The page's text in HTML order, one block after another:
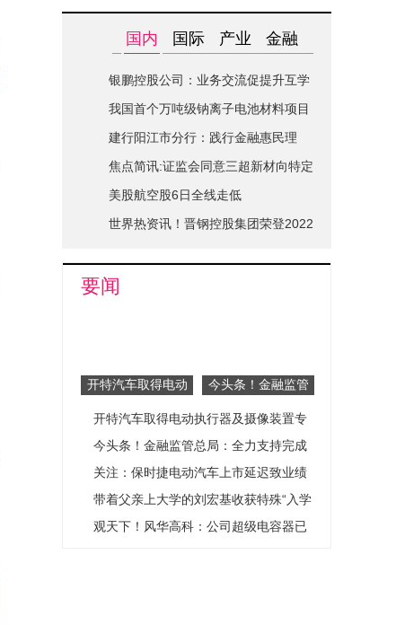
国内 国际 产业 金融
银鹏控股公司：业务交流促提升互学
互鉴共进步|世界简讯
我国首个万吨级钠离子电池材料项目
在山西综改区开建
建行阳江市分行：践行金融惠民理
念-全球关注
焦点简讯:证监会同意三超新材向特定
对象发行股票的注册申请
美股航空股6日全线走低
世界热资讯！晋钢控股集团荣登2022
要闻
开特汽车取得电动
专利，减弱器件翻
转时的噪音
今头条！金融监管
成经济社会发展目
标
开特汽车取得电动执行器及摄像装置专
利，减弱器件翻转时的噪音
今头条！金融监管总局：全力支持完成
经济社会发展目标
关注：保时捷电动汽车上市延迟致业绩
指引下调，股价应声暴跌
带着父亲上大学的刘宏基收获特殊“入学
礼”
观天下！风华高科：公司超级电容器已